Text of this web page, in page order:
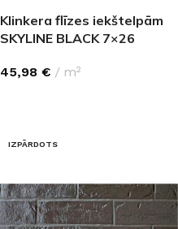
Klinkera flīzes iekštelpām
SKYLINE BLACK 7×26
45,98 € m²
IZPĀRDOTS